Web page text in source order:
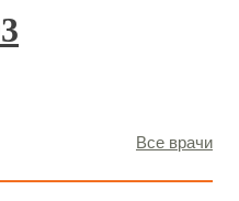
Все врачи